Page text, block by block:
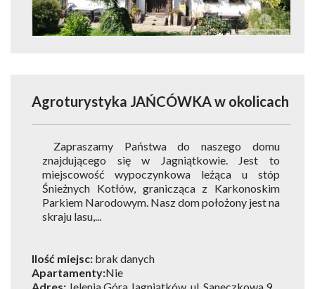
Agroturystyka JAŃCÓWKAw okolicach
Zapraszamy Państwa do naszego domu
znajdującego się w Jagniątkowie. Jest to
miejscowość wypoczynkowa leżąca u stóp
Śnieżnych Kotłów, granicząca z Karkonoskim
Parkiem Narodowym. Nasz dom położony jest na
skraju lasu,...
Ilość miejsc: brak danych
Apartamenty:Nie